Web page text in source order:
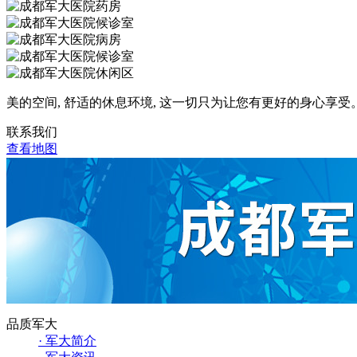
美的空间, 舒适的休息环境, 这一切只为让您有更好的身心享受
联系我们
查看地图
品质军大
· 军大简介